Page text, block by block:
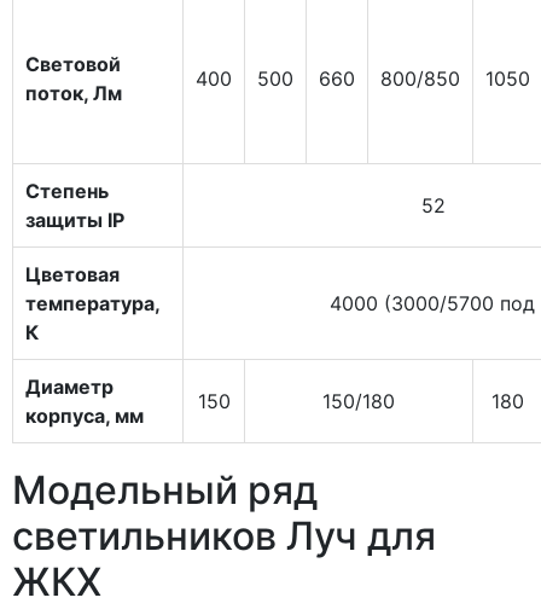
Световой
поток, Лм
400 500 660 800/850 1050
Степень
защиты IP
52
Цветовая
температура,
К
4000 (3000/5700 под
Диаметр
корпуса, мм
150 150/180 180
Модельный ряд
светильников Луч для
ЖКХ